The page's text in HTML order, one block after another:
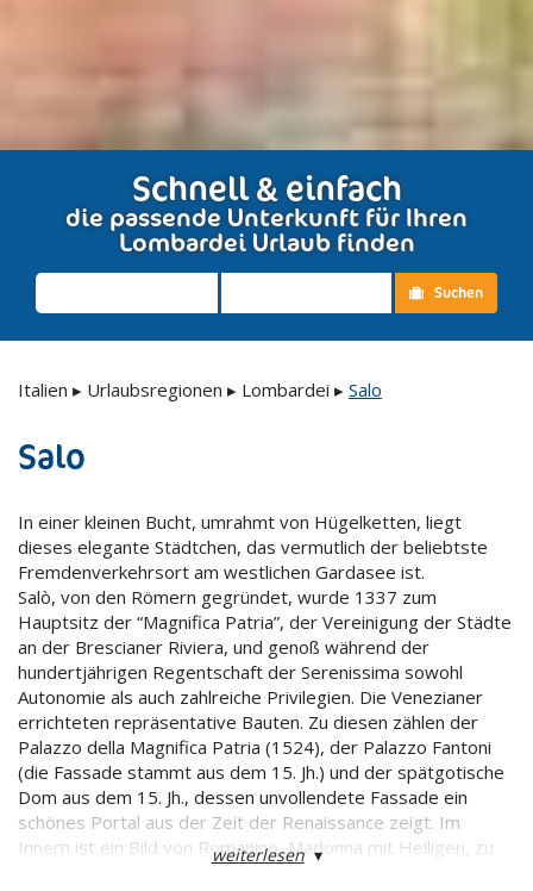
Schnell & einfach
die passende Unterkunft für Ihren
Lombardei Urlaub finden
Suchen
Italien ▸ Urlaubsregionen ▸ Lombardei ▸ Salo
Salo
In einer kleinen Bucht, umrahmt von Hügelketten, liegt
dieses elegante Städtchen, das vermutlich der beliebtste
Fremdenverkehrsort am westlichen Gardasee ist.
Salò, von den Römern gegründet, wurde 1337 zum
Hauptsitz der “Magnifica Patria”, der Vereinigung der Städte
an der Brescianer Riviera, und genoß während der
hundertjährigen Regentschaft der Serenissima sowohl
Autonomie als auch zahlreiche Privilegien. Die Venezianer
errichteten repräsentative Bauten. Zu diesen zählen der
Palazzo della Magnifica Patria (1524), der Palazzo Fantoni
(die Fassade stammt aus dem 15. Jh.) und der spätgotische
Dom aus dem 15. Jh., dessen unvollendete Fassade ein
schönes Portal aus der Zeit der Renaissance zeigt. Im
Innern ist ein Bild von Romanino, Madonna mit Heiligen, zu
weiterlesen▾